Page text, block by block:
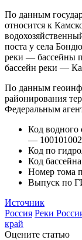
По данным
относится к
поста у села
реки — бассейны
бассейн реки —
По данным
районирования
Федеральным
Код водного
—
Код по
Код
Номер тома
Выпуск по
Источник
Россия Реки
край
Оцените статью